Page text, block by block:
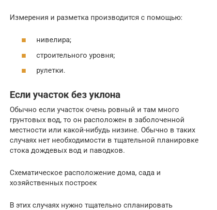
Измерения и разметка производится с помощью:
нивелира;
строительного уровня;
рулетки.
Если участок без уклона
Обычно если участок очень ровный и там много
грунтовых вод, то он расположен в заболоченной
местности или какой-нибудь низине. Обычно в таких
случаях нет необходимости в тщательной планировке
стока дождевых вод и паводков.
Схематическое расположение дома, сада и
хозяйственных построек
В этих случаях нужно тщательно спланировать